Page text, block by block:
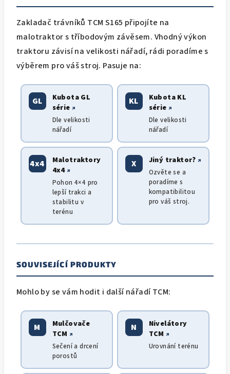
Zakladač trávníků TCM S165 připojíte na
malotraktor s tříbodovým závěsem. Vhodný výkon
traktoru závisí na velikosti nářadí, rádi poradíme s
výběrem pro váš stroj. Pasuje na:
GL
Kubota GL
série ↗
Dle velikosti
nářadí
KL
Kubota KL
série ↗
Dle velikosti
nářadí
4x4
Malotraktory
4x4 ↗
Pohon 4×4 pro
lepší trakci a
stabilitu v
terénu
X Jiný traktor? ↗
Ozvěte se a
poradíme s
kompatibilitou
pro váš stroj.
SOUVISEJÍCÍ PRODUKTY
Mohlo by se vám hodit i další nářadí TCM:
M
Mulčovače
TCM ↗
Sečení a drcení
porostů
N
Nivelátory
TCM ↗
Urovnání terénu